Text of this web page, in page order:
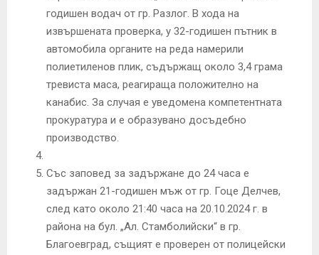
годишен водач от гр. Разлог. В хода на
извършената проверка, у 32-годишен пътник в
автомобила органите на реда намерили
полиетиленов плик, съдържащ около 3,4 грама
тревиста маса, реагираща положително на
канабис. За случая е уведомена компетентната
прокуратура и е образувано досъдебно
производство.
Със заповед за задържане до 24 часа е
задържан 21-годишен мъж от гр. Гоце Делчев,
след като около 21:40 часа на 20.10.2024 г. в
района на бул. „Ал. Стамболийски“ в гр.
Благоевград, същият е проверен от полицейски